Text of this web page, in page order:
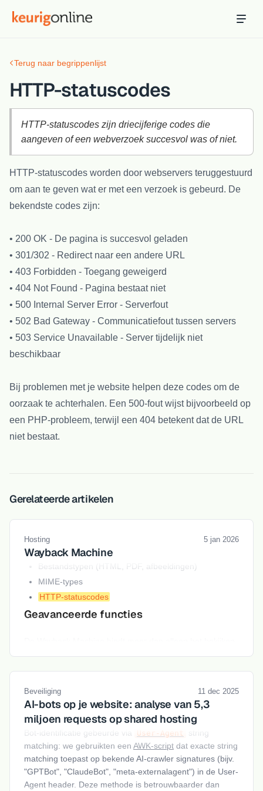
Hosting
Hosting & servers
Domeinnaam
Registreer je domein
Ontdek
Blog & tools
Webmail
Je mail bekijken in een online omgeving
Terug naar begrippenlijst
HTTP-statuscodes
HTTP-statuscodes zijn driecijferige codes die
aangeven of een webverzoek succesvol was of niet.
HTTP-statuscodes worden door webservers teruggestuurd
om aan te geven wat er met een verzoek is gebeurd. De
bekendste codes zijn:
• 200 OK - De pagina is succesvol geladen
• 301/302 - Redirect naar een andere URL
• 403 Forbidden - Toegang geweigerd
• 404 Not Found - Pagina bestaat niet
• 500 Internal Server Error - Serverfout
• 502 Bad Gateway - Communicatiefout tussen servers
• 503 Service Unavailable - Server tijdelijk niet
beschikbaar
Bij problemen met je website helpen deze codes om de
oorzaak te achterhalen. Een 500-fout wijst bijvoorbeeld op
een PHP-probleem, terwijl een 404 betekent dat de URL
niet bestaat.
Gerelateerde artikelen
Hosting 5 jan 2026
Wayback Machine
Bestandstypen (HTML, PDF, afbeeldingen)
MIME-types
HTTP-statuscodes
Geavanceerde functies
Beveiliging 11 dec 2025
AI-bots op je website: analyse van 5,3
miljoen requests op shared hosting
Bot-identificatie gebeurde via User-Agent
string
matching: we gebruikten een AWK-script dat exacte string
matching toepast op bekende AI-crawler signatures (bijv.
"GPTBot", "ClaudeBot", "meta-externalagent") in de User-
Agent header. Deze methode is betrouwbaarder dan